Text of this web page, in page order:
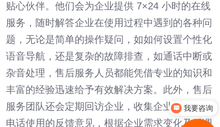
贴心伙伴。他们会为企业提供 7×24 小时的在线
服务，随时解答企业在使用过程中遇到的各种问
题，无论是简单的操作疑问，如如何设置个性化
语音导航，还是复杂的故障排查，如通话中断或
杂音处理，售后服务人员都能凭借专业的知识和
丰富的经验迅速给予有效解决方案。此外，售后
服务团队还会定期回访企业，收集企业对于 400
电话使用的反馈意见，根据企业需求变化及时调
我要咨询